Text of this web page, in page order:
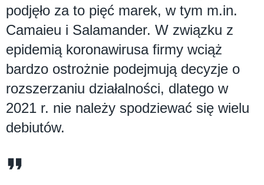
podjęło za to pięć marek, w tym m.in.
Camaieu i Salamander. W związku z
epidemią koronawirusa firmy wciąż
bardzo ostrożnie podejmują decyzje o
rozszerzaniu działalności, dlatego w
2021 r. nie należy spodziewać się wielu
debiutów.